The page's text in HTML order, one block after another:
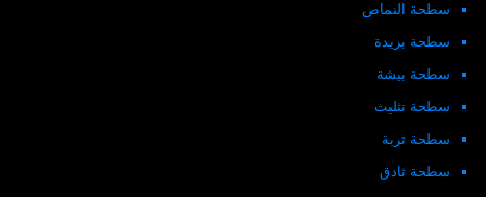
سطحة النماص
سطحة بريدة
سطحة بيشة
سطحة تثليث
سطحة تربة
سطحة ثادق